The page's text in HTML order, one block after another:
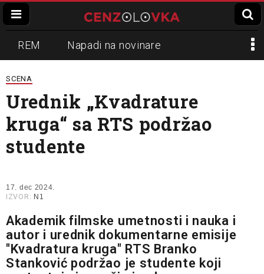
REM Napadi na novinare
Zvučni top
Propaganda Lokalni mediji
Informer Slavko Ćuruvija
SCENA
Urednik „Kvadrature
kruga“ sa RTS podržao
studente
17. dec 2024.
IZVOR: N1
Akademik filmske umetnosti i nauka i
autor i urednik dokumentarne emisije
"Kvadratura kruga" RTS Branko
Stanković podržao je studente koji